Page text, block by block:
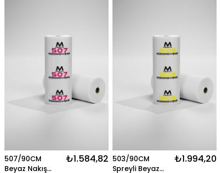
507/90CM
Beyaz Nakış
₺1.584,82 503/90CM
Spreyli Beyaz
₺1.994,20